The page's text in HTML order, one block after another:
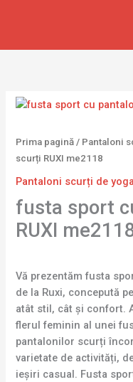
Prima pagină / Pantaloni
scurți RUXI me2118
Pantaloni scurți de
fusta sport
RUXI
Vă prezentăm fusta
de la Ruxi, concepută
atât stil, cât și confort.
flerul feminin al unei
pantalonilor scurți
varietate de activități,
ieșiri casual. Fusta